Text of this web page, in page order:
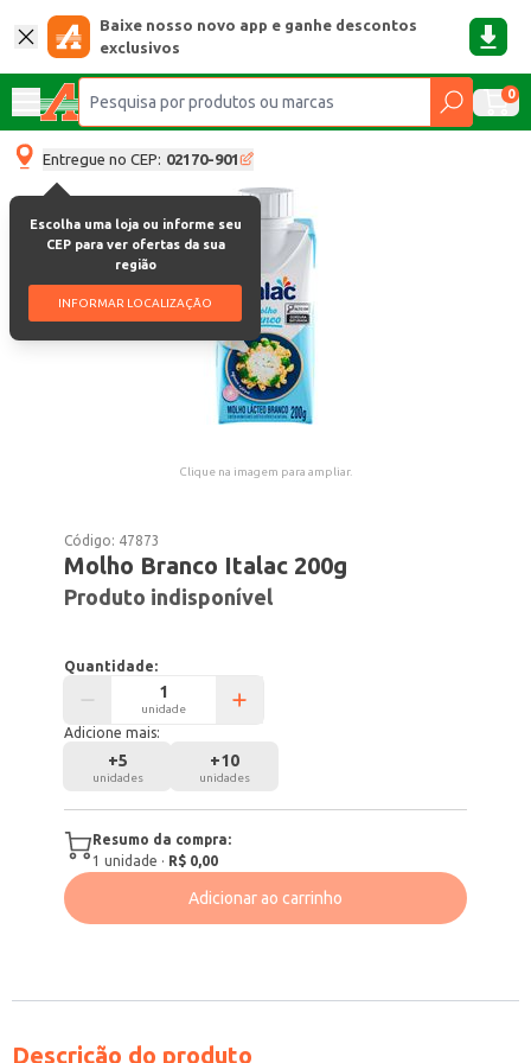
Baixe nosso novo app e ganhe descontos
exclusivos
0
Entregue no CEP: 02170-901
Escolha uma loja ou informe seu
CEP para ver ofertas da sua
região
INFORMAR LOCALIZAÇÃO
Clique na imagem para ampliar.
Código: 47873
Molho Branco Italac 200g
Produto indisponível
Quantidade:
unidade
Adicione mais:
+5
unidades
+10
unidades
Resumo da compra:
1 unidade · R$ 0,00
Adicionar ao carrinho
Descrição do produto